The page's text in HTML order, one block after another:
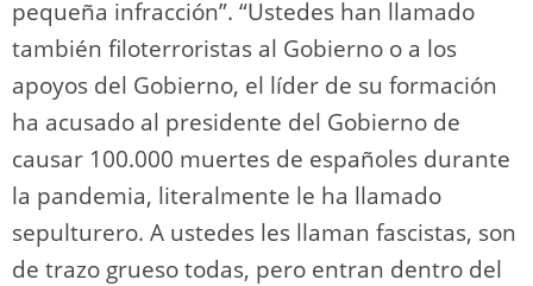
pequeña infracción”. “Ustedes han llamado
también filoterroristas al Gobierno o a los
apoyos del Gobierno, el líder de su formación
ha acusado al presidente del Gobierno de
causar 100.000 muertes de españoles durante
la pandemia, literalmente le ha llamado
sepulturero. A ustedes les llaman fascistas, son
de trazo grueso todas, pero entran dentro del